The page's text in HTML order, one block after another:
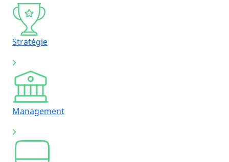
Stratégie
Management